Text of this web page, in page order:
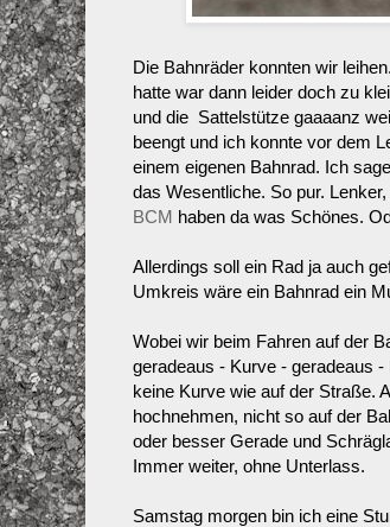
Die Bahnräder konnten wir
hatte war dann leider doch zu
und die Sattelstütze gaaaanz
beengt und ich konnte vor dem
einem eigenen Bahnrad. Ich
das Wesentliche. So pur.
BCM haben da was Schönes.
Allerdings soll ein Rad ja auch
Umkreis wäre ein Bahnrad ein
Wobei wir beim Fahren auf der
geradeaus - Kurve - geradeaus
keine Kurve wie auf der Straße.
hochnehmen, nicht so auf der
oder besser Gerade und
Immer weiter, ohne Unterlass.
Samstag morgen bin ich eine